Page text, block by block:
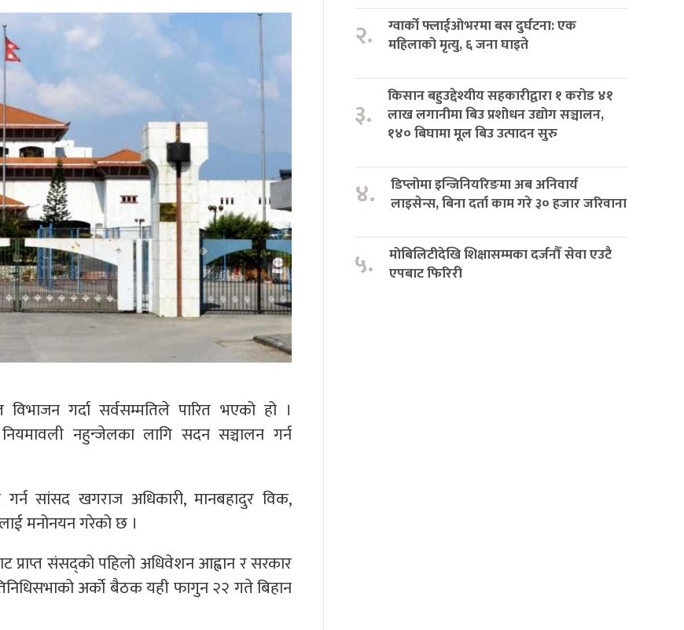
विभाजन गर्दा सर्वसम्मतिले पारित भएको हो ।
नहुन्जेलका लागि सदन सञ्चालन गर्न
सांसद खगराज अधिकारी, मानबहादुर विक,
मनोनयन गरेको छ ।
प्राप्त संसद्को पहिलो अधिवेशन आह्वान र सरकार
अर्काे बैठक यही फागुन २२ गते बिहान
२.
ग्वार्को फ्लाईओभरमा बस दुर्घटना: एक
महिलाको मृत्यु, ६ जना घाइते
३.
किसान बहुउद्देश्यीय सहकारीद्वारा १ करोड ४१
लाख लगानीमा बिउ प्रशोधन उद्योग सञ्चालन,
१४० बिघामा मूल बिउ उत्पादन सुरु
४.
डिप्लोमा इन्जिनियरिङमा अब अनिवार्य
लाइसेन्स, बिना दर्ता काम गरे ३० हजार जरिवाना
५.
मोबिलिटीदेखि शिक्षासम्मका दर्जनौँ सेवा एउटै
एपबाट फिरिरी